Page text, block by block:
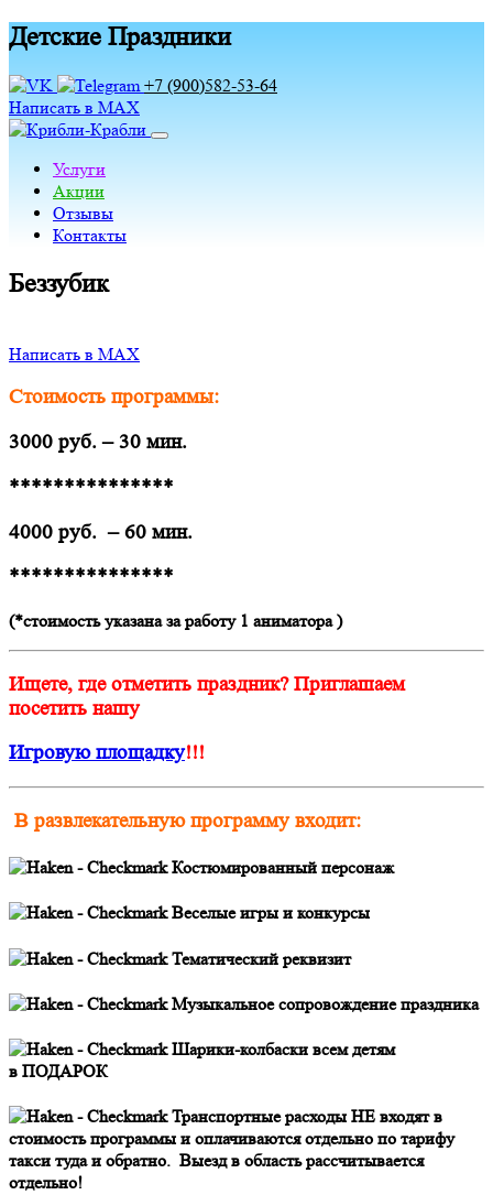
Детские Праздники
+7 (900)582-53-64
Написать в MAX
Услуги
Акции
Отзывы
Контакты
Беззубик
Написать в MAX
Стоимость программы:
3000 руб. – 30 мин.
***************
4000 руб. – 60 мин.
***************
(*стоимость указана за работу 1 аниматора )
Ищете, где отметить праздник? Приглашаем
посетить нашу
Игровую площадку!!!
В развлекательную программу входит:
Костюмированный персонаж
Веселые игры и конкурсы
Тематический реквизит
Музыкальное сопровождение праздника
Шарики-колбаски всем детям
в ПОДАРОК
Транспортные расходы НЕ входят в
стоимость программы и оплачиваются отдельно по тарифу
такси туда и обратно. Выезд в область рассчитывается
отдельно!